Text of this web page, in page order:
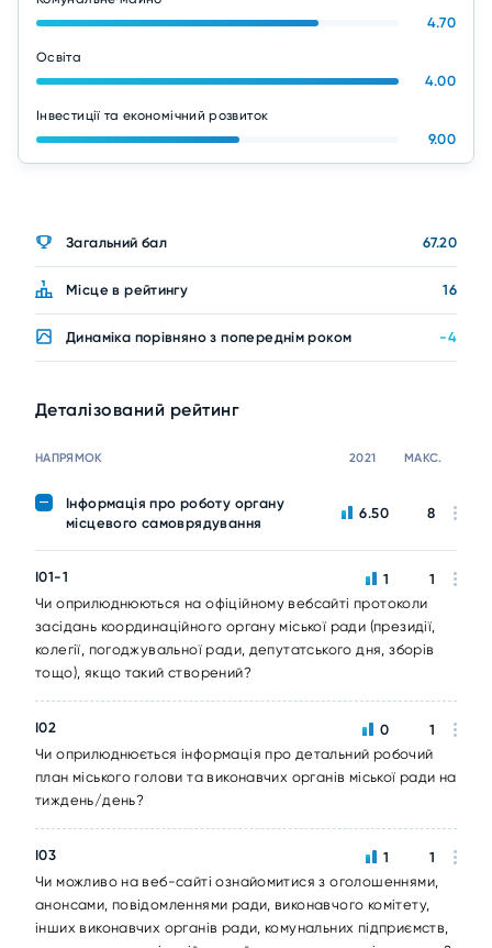
4.70
Освіта
4.00
Інвестиції та економічний розвиток
9.00
Загальний бал 67.20
Місце в рейтингу 16
Динаміка порівняно з попереднім роком -4
Деталізований рейтинг
НАПРЯМОК 2021 МАКС.
Інформація про роботу органу
місцевого самоврядування
6.50 8
I01-1
Чи оприлюднюються на офіційному вебсайті протоколи
засідань координаційного органу міської ради (президії,
колегії, погоджувальної ради, депутатського дня, зборів
тощо), якщо такий створений?
1 1
I02
Чи оприлюднюється інформація про детальний робочий
план міського голови та виконавчих органів міської ради на
тиждень/день?
0 1
I03
Чи можливо на веб-сайті ознайомитися з оголошеннями,
анонсами, повідомленнями ради, виконавчого комітету,
інших виконавчих органів ради, комунальних підприємств,
1 1